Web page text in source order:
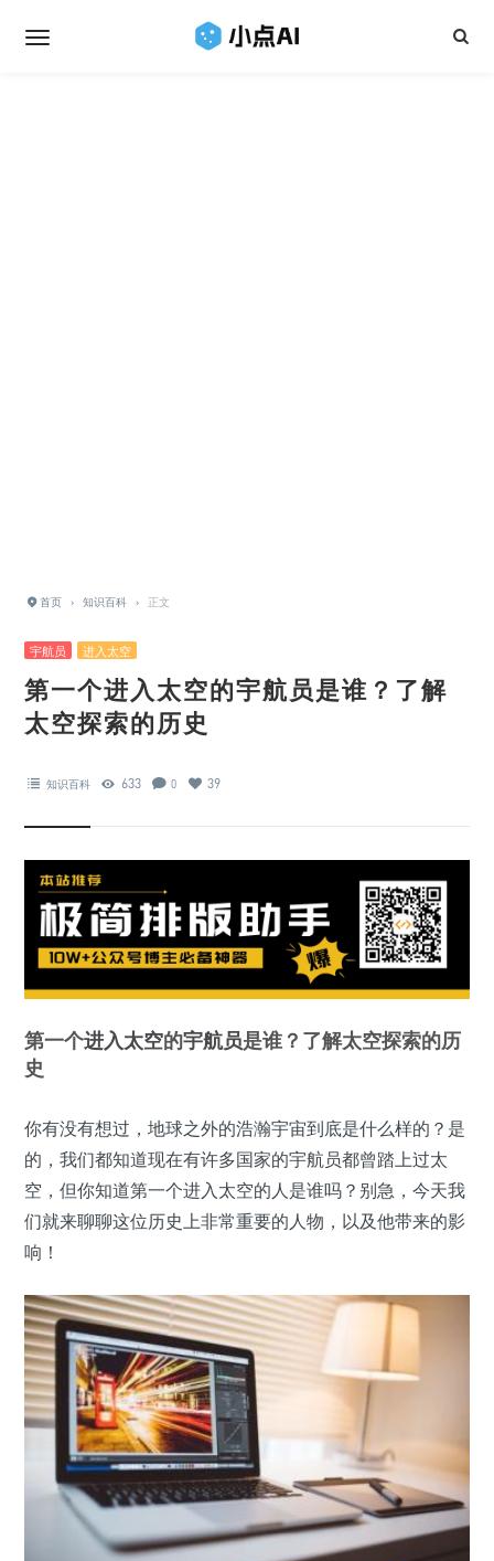
首页 › 知识百科 › 正文
宇航员 进入太空
第一个进入太空的宇航员是谁？了解
太空探索的历史
知识百科 633 0 39
第一个进入太空的宇航员是谁？了解太空探索的历
史
你有没有想过，地球之外的浩瀚宇宙到底是什么样的？是
的，我们都知道现在有许多国家的宇航员都曾踏上过太
空，但你知道第一个进入太空的人是谁吗？别急，今天我
们就来聊聊这位历史上非常重要的人物，以及他带来的影
响！